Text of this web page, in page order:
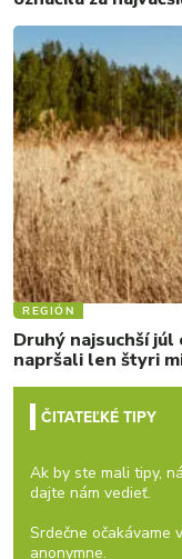
REGIÓN
Druhý najsuchší
napršali len štyri
ČITATEĽKÉ TIPY
Ak by ste mali tipy,
dajte nám vedieť.
Srdečne očakávame
anonymne.